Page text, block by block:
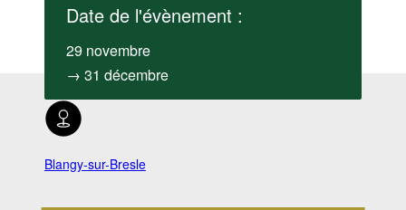
Date de l'évènement :
29 novembre
→ 31 décembre
Blangy-sur-Bresle